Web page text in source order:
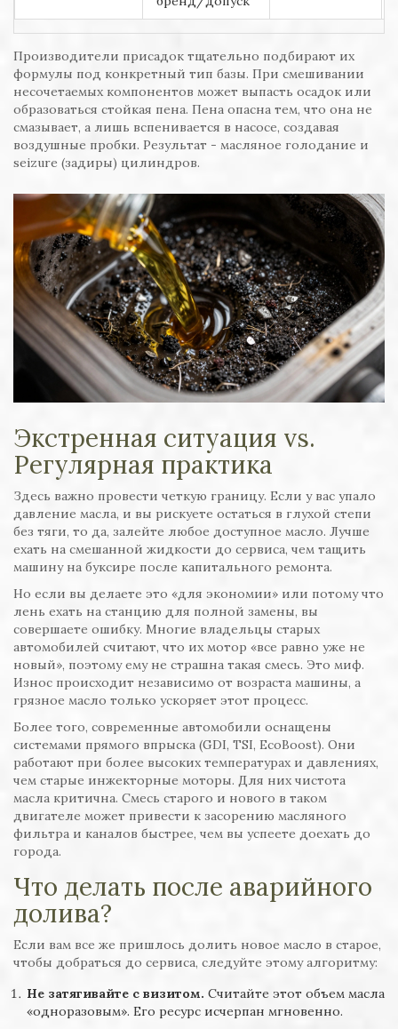
Производители присадок тщательно подбирают их
формулы под конкретный тип базы. При смешивании
несочетаемых компонентов может выпасть осадок или
образоваться стойкая пена. Пена опасна тем, что она не
смазывает, а лишь вспенивается в насосе, создавая
воздушные пробки. Результат - масляное голодание и
seizure (задиры) цилиндров.
Экстренная ситуация vs.
Регулярная практика
Здесь важно провести четкую границу. Если у вас упало
давление масла, и вы рискуете остаться в глухой степи
без тяги, то да, залейте любое доступное масло. Лучше
ехать на смешанной жидкости до сервиса, чем тащить
машину на буксире после капитального ремонта.
Но если вы делаете это «для экономии» или потому что
лень ехать на станцию для полной замены, вы
совершаете ошибку. Многие владельцы старых
автомобилей считают, что их мотор «все равно уже не
новый», поэтому ему не страшна такая смесь. Это миф.
Износ происходит независимо от возраста машины, а
грязное масло только ускоряет этот процесс.
Более того, современные автомобили оснащены
системами прямого впрыска (GDI, TSI, EcoBoost). Они
работают при более высоких температурах и давлениях,
чем старые инжекторные моторы. Для них чистота
масла критична. Смесь старого и нового в таком
двигателе может привести к засорению масляного
фильтра и каналов быстрее, чем вы успеете доехать до
города.
Что делать после аварийного
долива?
Если вам все же пришлось долить новое масло в старое,
чтобы добраться до сервиса, следуйте этому алгоритму:
Не затягивайте с визитом. Считайте этот объем масла
«одноразовым». Его ресурс исчерпан мгновенно.